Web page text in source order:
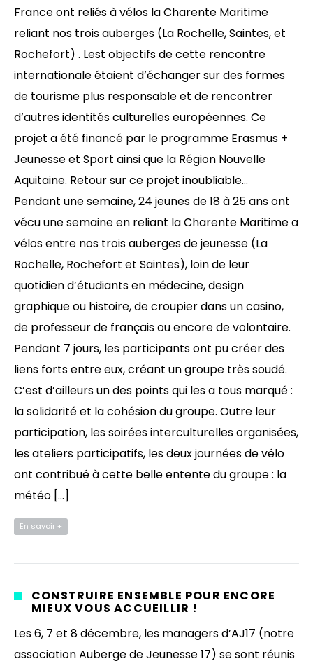
France ont reliés à vélos la Charente Maritime
reliant nos trois auberges (La Rochelle, Saintes, et
Rochefort) . Lest objectifs de cette rencontre
internationale étaient d’échanger sur des formes
de tourisme plus responsable et de rencontrer
d’autres identités culturelles européennes. Ce
projet a été financé par le programme Erasmus +
Jeunesse et Sport ainsi que la Région Nouvelle
Aquitaine. Retour sur ce projet inoubliable…
Pendant une semaine, 24 jeunes de 18 à 25 ans ont
vécu une semaine en reliant la Charente Maritime a
vélos entre nos trois auberges de jeunesse (La
Rochelle, Rochefort et Saintes), loin de leur
quotidien d’étudiants en médecine, design
graphique ou histoire, de croupier dans un casino,
de professeur de français ou encore de volontaire.
Pendant 7 jours, les participants ont pu créer des
liens forts entre eux, créant un groupe très soudé.
C’est d’ailleurs un des points qui les a tous marqué :
la solidarité et la cohésion du groupe. Outre leur
participation, les soirées interculturelles organisées,
les ateliers participatifs, les deux journées de vélo
ont contribué à cette belle entente du groupe : la
météo […]
En savoir +
CONSTRUIRE ENSEMBLE POUR ENCORE
MIEUX VOUS ACCUEILLIR !
Les 6, 7 et 8 décembre, les managers d’AJ17 (notre
association Auberge de Jeunesse 17) se sont réunis